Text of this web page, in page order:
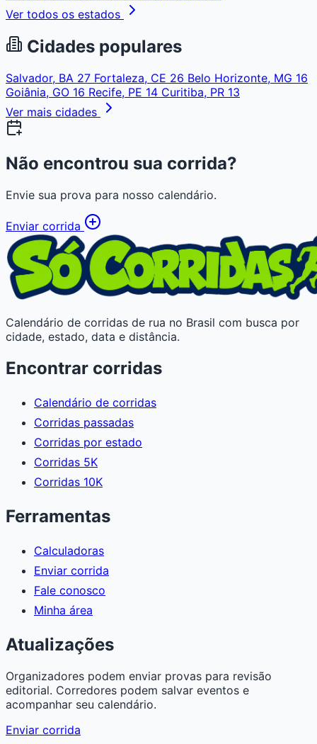
Ver todos os estados
Cidades populares
Salvador, BA 27 Fortaleza, CE 26 Belo Horizonte, MG 16
Goiânia, GO 16 Recife, PE 14 Curitiba, PR 13
Ver mais cidades
Não encontrou sua corrida?
Envie sua prova para nosso calendário.
Enviar corrida
Calendário de corridas de rua no Brasil com busca por
cidade, estado, data e distância.
Encontrar corridas
Calendário de corridas
Corridas passadas
Corridas por estado
Corridas 5K
Corridas 10K
Ferramentas
Calculadoras
Enviar corrida
Fale conosco
Minha área
Atualizações
Organizadores podem enviar provas para revisão
editorial. Corredores podem salvar eventos e
acompanhar seu calendário.
Enviar corrida